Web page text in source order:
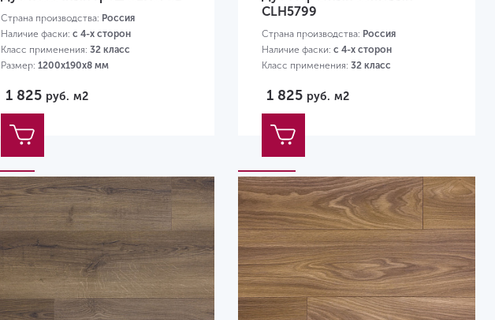
Страна производства: Россия
Наличие фаски: с 4-х сторон
Класс применения: 32 класс
Размер: 1200х190х8 мм
1 825 руб. м2
CLH5799
Страна производства: Россия
Наличие фаски: с 4-х сторон
Класс применения: 32 класс
1 825 руб. м2